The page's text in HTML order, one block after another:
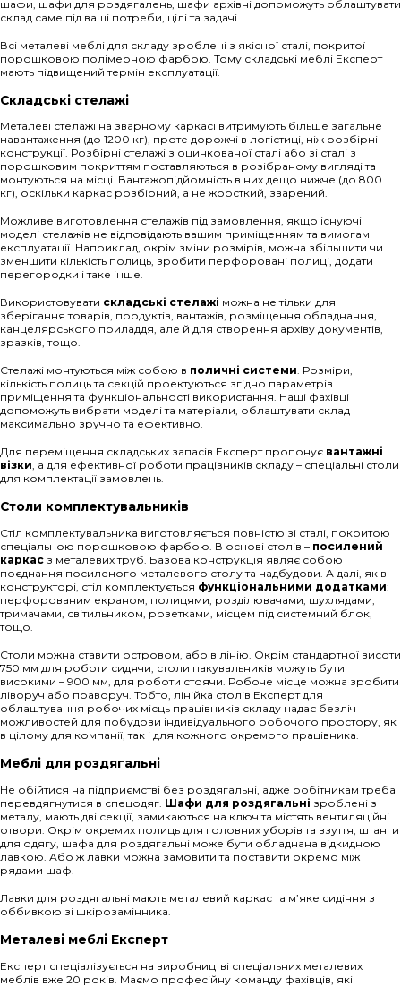
шафи, шафи для роздягалень, шафи архівні допоможуть облаштувати
склад саме під ваші потреби, цілі та задачі.
Всі металеві меблі для складу зроблені з якісної сталі, покритої
порошковою полімерною фарбою. Тому складські меблі Експерт
мають підвищений термін експлуатації.
Складські стелажі
Металеві стелажі на зварному каркасі витримують більше загальне
навантаження (до 1200 кг), проте дорожчі в логістиці, ніж розбірні
конструкції. Розбірні стелажі з оцинкованої сталі або зі сталі з
порошковим покриттям поставляються в розібраному вигляді та
монтуються на місці. Вантажопідйомність в них дещо нижче (до 800
кг), оскільки каркас розбірний, а не жорсткий, зварений.
Можливе виготовлення стелажів під замовлення, якщо існуючі
моделі стелажів не відповідають вашим приміщенням та вимогам
експлуатації. Наприклад, окрім зміни розмірів, можна збільшити чи
зменшити кількість полиць, зробити перфоровані полиці, додати
перегородки і таке інше.
Використовувати складські стелажі можна не тільки для
зберігання товарів, продуктів, вантажів, розміщення обладнання,
канцелярського приладдя, але й для створення архіву документів,
зразків, тощо.
Стелажі монтуються між собою в поличні системи. Розміри,
кількість полиць та секцій проектуються згідно параметрів
приміщення та функціональності використання. Наші фахівці
допоможуть вибрати моделі та матеріали, облаштувати склад
максимально зручно та ефективно.
Для переміщення складських запасів Експерт пропонує вантажні
візки, а для ефективної роботи працівників складу – спеціальні столи
для комплектації замовлень.
Столи комплектувальників
Стіл комплектувальника виготовляється повністю зі сталі, покритою
спеціальною порошковою фарбою. В основі столів – посилений
каркас з металевих труб. Базова конструкція являє собою
поєднання посиленого металевого столу та надбудови. А далі, як в
конструкторі, стіл комплектується функціональними додатками:
перфорованим екраном, полицями, розділювачами, шухлядами,
тримачами, світильником, розетками, місцем під системний блок,
тощо.
Столи можна ставити островом, або в лінію. Окрім стандартної висоти
750 мм для роботи сидячи, столи пакувальників можуть бути
високими – 900 мм, для роботи стоячи. Робоче місце можна зробити
ліворуч або праворуч. Тобто, лінійка столів Експерт для
облаштування робочих місць працівників складу надає безліч
можливостей для побудови індивідуального робочого простору, як
в цілому для компанії, так і для кожного окремого працівника.
Меблі для роздягальні
Не обійтися на підприємстві без роздягальні, адже робітникам треба
перевдягнутися в спецодяг. Шафи для роздягальні зроблені з
металу, мають дві секції, замикаються на ключ та містять вентиляційні
отвори. Окрім окремих полиць для головних уборів та взуття, штанги
для одягу, шафа для роздягальні може бути обладнана відкидною
лавкою. Або ж лавки можна замовити та поставити окремо між
рядами шаф.
Лавки для роздягальні мають металевий каркас та м’яке сидіння з
оббивкою зі шкірозамінника.
Металеві меблі Експерт
Експерт спеціалізується на виробництві спеціальних металевих
меблів вже 20 років. Маємо професійну команду фахівців, які